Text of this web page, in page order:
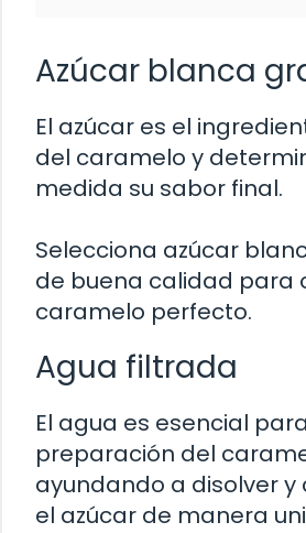
Azúcar blanca
El azúcar es el
del caramelo y
medida su sabor final.
Selecciona azúcar
de buena calidad para
caramelo perfecto.
Agua filtrada
El agua es esencial
preparación del
ayundando a disolver
el azúcar de manera